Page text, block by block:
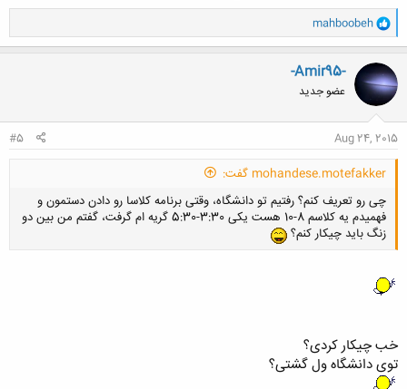
و
ا
ک
ن
ش
ه
ا
mahboobeh
-Amir95-
عضو جدید
Aug 24, 2015
#5
mohandese.motefakker گفت:
چی رو تعریف کنم؟ رفتیم تو دانشگاه، وقتی برنامه کلاسا رو دادن دستمون و
فهمیدم یه کلاسم 8-10 هست یکی 3:30-5:30 گریه ام گرفت، گفتم من بین دو
زنگ باید چیکار کنم؟
خب چیکار کردی؟
توی دانشگاه ول گشتی؟